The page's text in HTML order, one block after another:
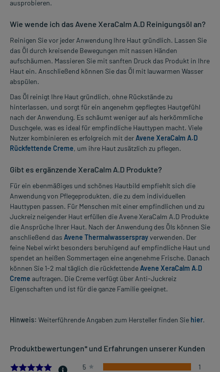
ausprobieren.
Wie wende ich das Avene XeraCalm A.D Reinigungsöl an?
Reinigen Sie vor jeder Anwendung Ihre Haut gründlich. Lassen Sie
das Öl durch kreisende Bewegungen mit nassen Händen
aufschäumen. Massieren Sie mit sanften Druck das Produkt in Ihre
Haut ein. Anschließend können Sie das Öl mit lauwarmen Wasser
abspülen.
Das Öl reinigt Ihre Haut gründlich, ohne Rückstände zu
hinterlassen, und sorgt für ein angenehm gepflegtes Hautgefühl
nach der Anwendung. Es schäumt weniger auf als herkömmliche
Duschgele, was es ideal für empfindliche Hauttypen macht. Viele
Nutzer kombinieren es erfolgreich mit derAvene XeraCalm A.D
Rückfettende Creme, um ihre Haut zusätzlich zu pflegen.
Gibt es ergänzende XeraCalm A.D Produkte?
Für ein ebenmäßiges und schönes Hautbild empfiehlt sich die
Anwendung von Pflegeprodukten, die zu dem individuellen
Hauttypen passen. Für Menschen mit einer empfindlichen und zu
Juckreiz neigender Haut erfüllen die Avene XeraCalm A.D Produkte
die Ansprüche Ihrer Haut. Nach der Anwendung des Öls können Sie
anschließend das Avene Thermalwassersprayverwenden. Der
feine Nebel wirkt besonders beruhigend auf empfindliche Haut und
spendet an heißen Sommertagen eine angenehme Frische. Danach
können Sie 1-2 mal täglich die rückfettendeAvene XeraCalm A.D
Creme auftragen. Die Creme verfügt über Anti-Juckreiz
Eigenschaften und ist für die ganze Familie geeignet.
Hinweis: Weiterführende Angaben zum Hersteller finden Sie hier.
Produktbewertungen* und Erfahrungen unserer Kunden
5.0 5
1